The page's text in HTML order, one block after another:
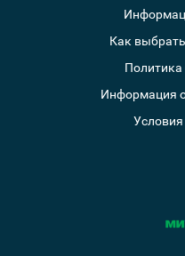
Как
Политика
Информация